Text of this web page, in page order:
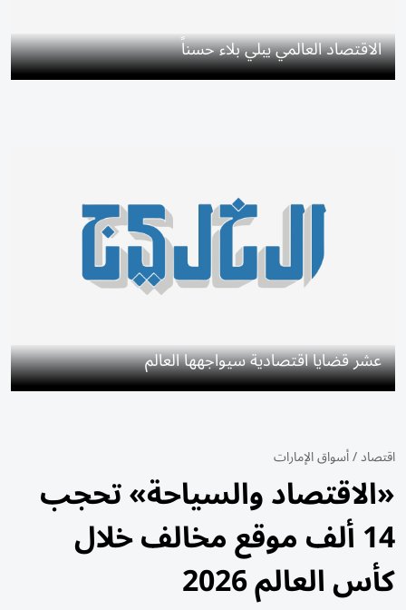
الاقتصاد العالمي يبلي بلاء حسناً
عشر قضايا اقتصادية سيواجهها العالم
اقتصاد/أسواق الإمارات
«الاقتصاد والسياحة» تحجب
14 ألف موقع مخالف خلال
كأس العالم 2026